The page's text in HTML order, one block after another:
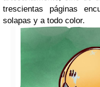
trescientas páginas
solapas y a todo color.